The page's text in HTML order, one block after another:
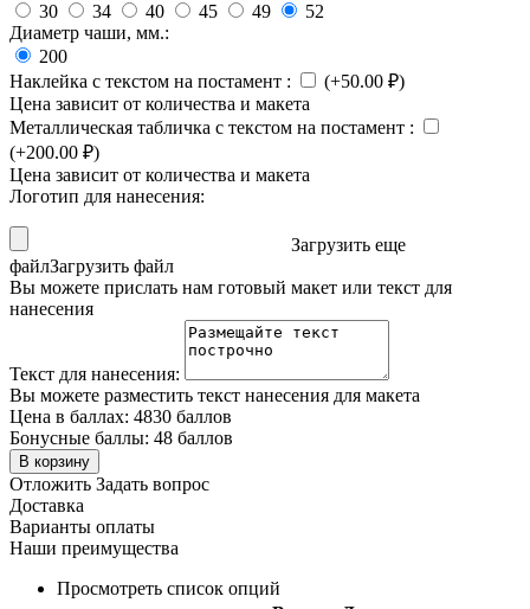
30
34 40 45 49
52
Диаметр чаши, мм.:
200
Наклейка с текстом на постамент : (+50.00 ₽)
Цена зависит от количества и макета
Металлическая табличка с текстом на постамент :
(+200.00 ₽)
Цена зависит от количества и макета
Логотип для нанесения:
Загрузить еще
файлЗагрузить файл
Вы можете прислать нам готовый макет или текст для
нанесения
Текст для нанесения:
Вы можете разместить текст нанесения для макета
Цена в баллах: 4830 баллов
Бонусные баллы: 48 баллов
В корзину
Отложить Задать вопрос
Доставка
Варианты оплаты
Наши преимущества
Просмотреть список опций